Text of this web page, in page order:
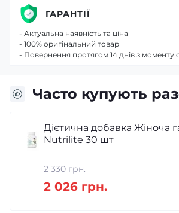
Часто купують
Дієтична добавка Жіноча
Nutrilite 30 шт
2 330 грн.
2 026 грн.
ГАРАНТІЇ
- Актуальна наявність та ціна
- 100% оригінальний товар
- Повернення протягом 14 днів з моменту